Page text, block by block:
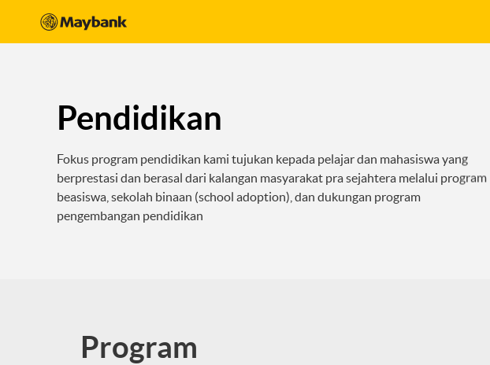
Pendidikan
Fokus program pendidikan kami tujukan kepada pelajar dan mahasiswa yang
berprestasi dan berasal dari kalangan masyarakat pra sejahtera melalui program
beasiswa, sekolah binaan (school adoption), dan dukungan program
pengembangan pendidikan
Program